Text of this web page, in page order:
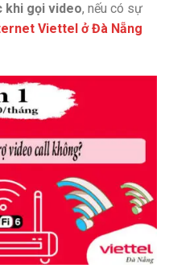
khi gọi video, nếu có sự
Viettel ở Đà Nẵng